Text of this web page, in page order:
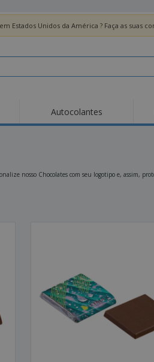
Estados Unidos da América ? Faça as suas
Artigos para serviços
Etiquetas para
Impressoras
Autocolantes
nosso Chocolates com seu logotipo e, assim,